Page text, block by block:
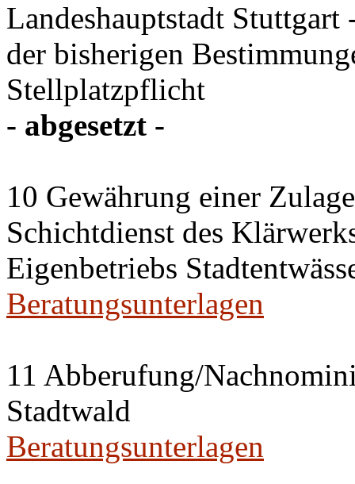
Landeshauptstadt
der bisherigen
Stellplatzpflicht
- abgesetzt -
10 Gewährung einer
Schichtdienst des
Eigenbetriebs
Beratungsunterlagen
11 Abberufung/
Stadtwald
Beratungsunterlagen